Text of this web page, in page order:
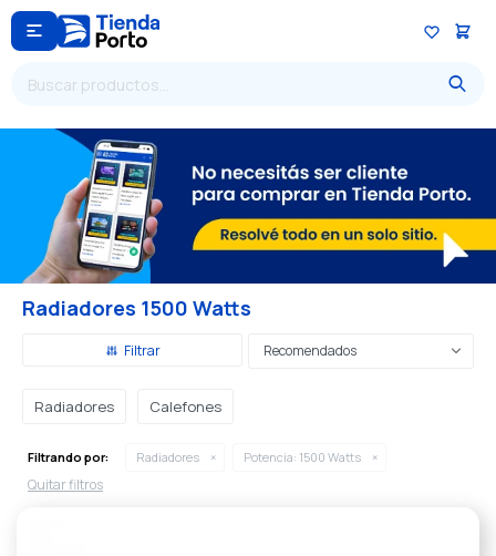

Radiadores 1500 Watts
Recomendados
Radiadores Calefones
Filtrando por: Radiadores Potencia: 1500 Watts
Quitar filtros